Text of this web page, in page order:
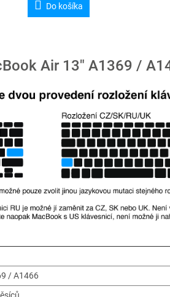
Do košíka
Air 13" A1369 /
/ A1466